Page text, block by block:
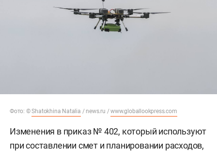
Фото: ©Shatokhina Natalia / news.ru /www.globallookpress.com
Изменения в приказ № 402, который используют
при составлении смет и планировании расходов,